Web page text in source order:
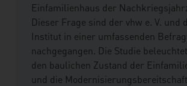
Einfamilienhaus der
Dieser Frage sind der vhw e. V. und
Institut in einer umfassenden
nachgegangen. Die Studie
den baulichen Zustand der
und die